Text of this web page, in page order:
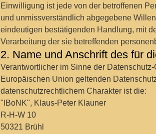
Einwilligung ist jede von der betroffenen
und unmissverständlich abgegebene
eindeutigen bestätigenden Handlung, mit
Verarbeitung der sie betreffenden
2. Name und Anschrift des für
Verantwortlicher im Sinne der
Europäischen Union geltenden
datenschutzrechtlichem Charakter ist die:
"IBoNK", Klaus-Peter Klauner
R-H-W 10
50321 Brühl